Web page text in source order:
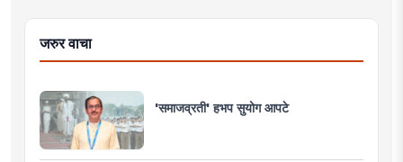
जरुर वाचा
'समाजव्रती' हभप सुयोग आपटे